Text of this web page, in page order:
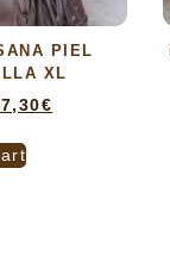
PIEL
XL
€